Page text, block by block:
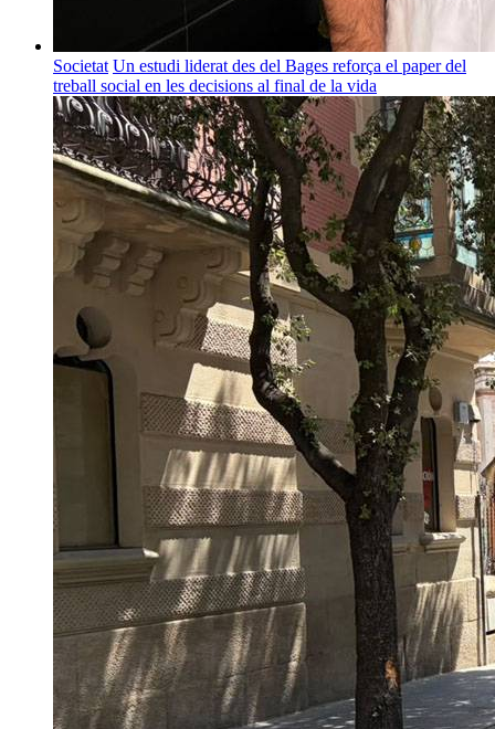
Societat Un estudi liderat des del Bages reforça el paper del
treball social en les decisions al final de la vida